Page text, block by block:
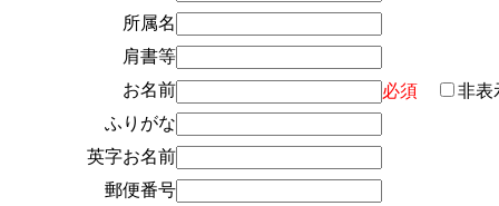
所属名
肩書等
お名前
必須
非表
ふりがな
英字お名前
郵便番号